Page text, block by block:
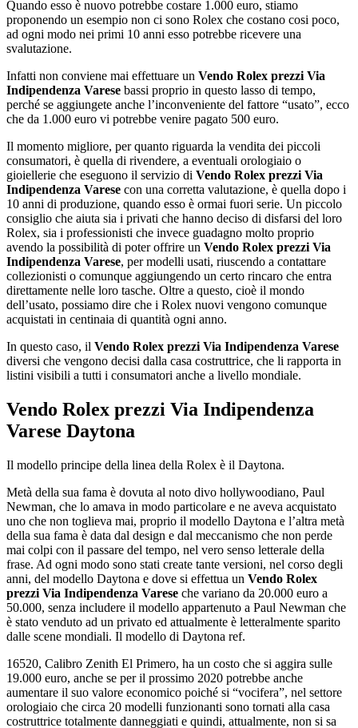
Quando esso è nuovo potrebbe costare 1.000 euro, stiamo
proponendo un esempio non ci sono Rolex che costano cosi poco,
ad ogni modo nei primi 10 anni esso potrebbe ricevere una
svalutazione.
Infatti non conviene mai effettuare un Vendo Rolex prezzi Via
Indipendenza Varese bassi proprio in questo lasso di tempo,
perché se aggiungete anche l’inconveniente del fattore “usato”, ecco
che da 1.000 euro vi potrebbe venire pagato 500 euro.
Il momento migliore, per quanto riguarda la vendita dei piccoli
consumatori, è quella di rivendere, a eventuali orologiaio o
gioiellerie che eseguono il servizio di Vendo Rolex prezzi Via
Indipendenza Varese con una corretta valutazione, è quella dopo i
10 anni di produzione, quando esso è ormai fuori serie. Un piccolo
consiglio che aiuta sia i privati che hanno deciso di disfarsi del loro
Rolex, sia i professionisti che invece guadagno molto proprio
avendo la possibilità di poter offrire un Vendo Rolex prezzi Via
Indipendenza Varese, per modelli usati, riuscendo a contattare
collezionisti o comunque aggiungendo un certo rincaro che entra
direttamente nelle loro tasche. Oltre a questo, cioè il mondo
dell’usato, possiamo dire che i Rolex nuovi vengono comunque
acquistati in centinaia di quantità ogni anno.
In questo caso, il Vendo Rolex prezzi Via Indipendenza Varese
diversi che vengono decisi dalla casa costruttrice, che li rapporta in
listini visibili a tutti i consumatori anche a livello mondiale.
Vendo Rolex prezzi Via Indipendenza
Varese Daytona
Il modello principe della linea della Rolex è il Daytona.
Metà della sua fama è dovuta al noto divo hollywoodiano, Paul
Newman, che lo amava in modo particolare e ne aveva acquistato
uno che non toglieva mai, proprio il modello Daytona e l’altra metà
della sua fama è data dal design e dal meccanismo che non perde
mai colpi con il passare del tempo, nel vero senso letterale della
frase. Ad ogni modo sono stati create tante versioni, nel corso degli
anni, del modello Daytona e dove si effettua un Vendo Rolex
prezzi Via Indipendenza Varese che variano da 20.000 euro a
50.000, senza includere il modello appartenuto a Paul Newman che
è stato venduto ad un privato ed attualmente è letteralmente sparito
dalle scene mondiali. Il modello di Daytona ref.
16520, Calibro Zenith El Primero, ha un costo che si aggira sulle
19.000 euro, anche se per il prossimo 2020 potrebbe anche
aumentare il suo valore economico poiché si “vocifera”, nel settore
orologiaio che circa 20 modelli funzionanti sono tornati alla casa
costruttrice totalmente danneggiati e quindi, attualmente, non si sa